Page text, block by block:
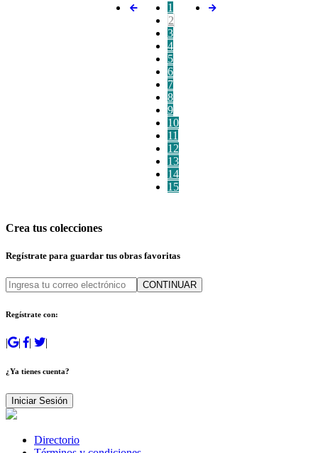
1
2
3
4
5
6
7
8
9
10
11
12
13
14
15
Crea tus colecciones
Regístrate para guardar tus obras favoritas
CONTINUAR
Regístrate con:
| | | |
¿Ya tienes cuenta?
Iniciar Sesión
Directorio